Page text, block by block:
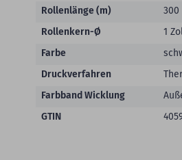
Rollenlänge (m)
300
Rollenkern-Ø
1
Farbe
Druckverfahren
Farbband Wicklung
GTIN